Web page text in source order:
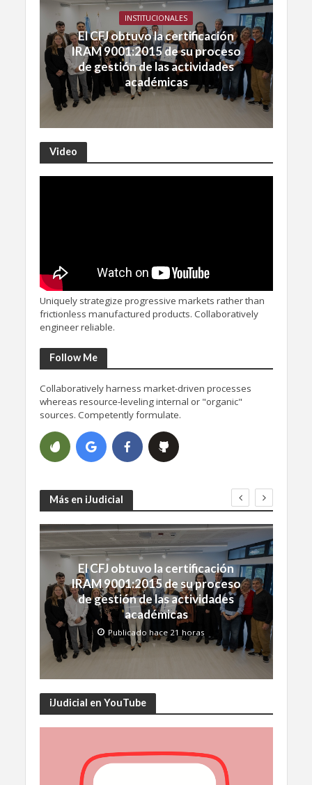
INSTITUCIONALES
El CFJ obtuvo la certificación
IRAM 9001:2015 de su proceso
de gestión de las actividades
académicas
Video
Uniquely strategize progressive markets rather than
frictionless manufactured products. Collaboratively
engineer reliable.
Follow Me
Collaboratively harness market-driven processes
whereas resource-leveling internal or "organic"
sources. Competently formulate.
Más en iJudicial
El CFJ obtuvo la certificación
IRAM 9001:2015 de su proceso
de gestión de las actividades
académicas
Publicado hace 21 horas
iJudicial en YouTube